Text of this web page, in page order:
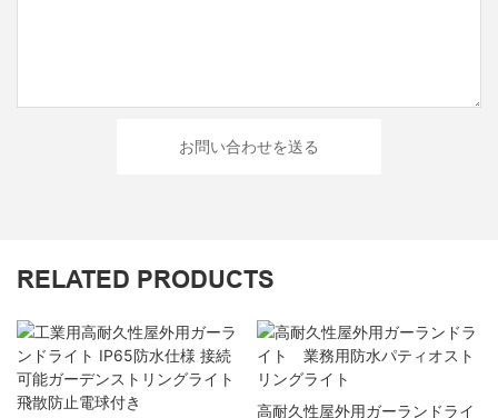
お問い合わせを送る
RELATED PRODUCTS
高耐久性屋外用ガーランドライ